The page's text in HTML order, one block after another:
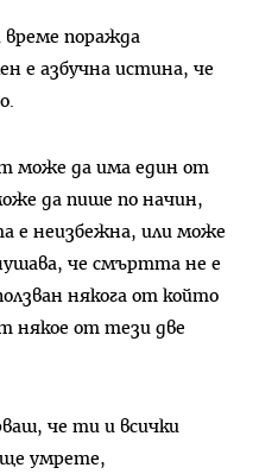
поражда
е азбучна истина, че
може да има един от
да пише по начин,
е неизбежна, или може
че смъртта не е
някога от който
някое от тези две
че ти и всички
ще умрете,